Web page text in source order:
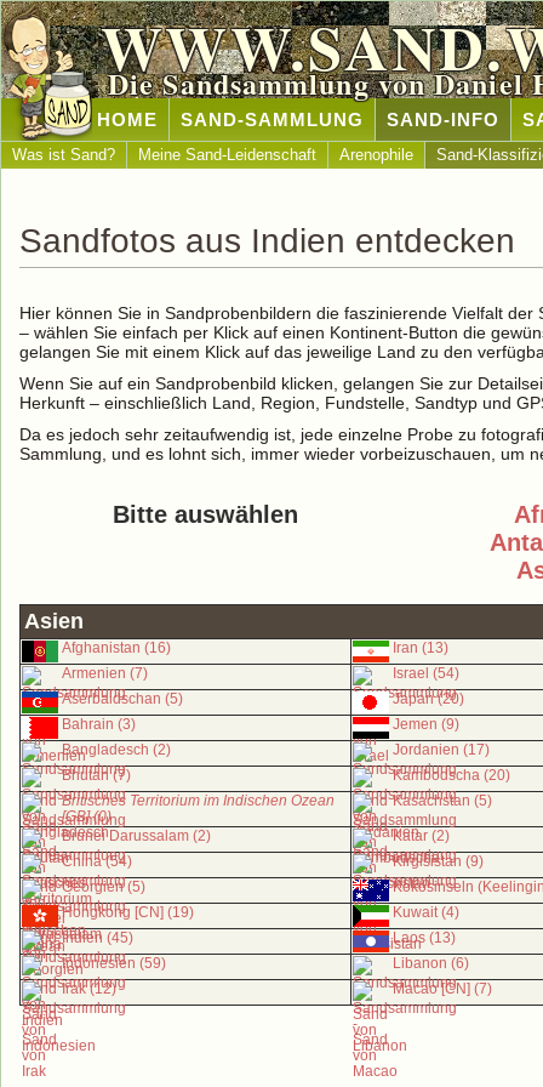
Die Sandsammlung von Daniel
HOME SAND-SAMMLUNG SAND-INFO
Was ist Sand? Meine Sand-Leidenschaft Arenophile Sand-
Sandfotos aus Indien entdecken
Hier können Sie in Sandprobenbildern die faszinierende Vielfalt
– wählen Sie einfach per Klick auf einen Kontinent-Button die
gelangen Sie mit einem Klick auf das jeweilige Land zu den
Wenn Sie auf ein Sandprobenbild klicken, gelangen Sie zur
Herkunft – einschließlich Land, Region, Fundstelle, Sandtyp und
Da es jedoch sehr zeitaufwendig ist, jede einzelne Probe zu
Sammlung, und es lohnt sich, immer wieder vorbeizuschauen, um
Bitte auswählen
Asien
Afghanistan (16)
Iran (13)
Armenien (7)
Israel (54)
Aserbaidschan (5)
Japan (20)
Bahrain (3)
Jemen (9)
Bangladesch (2)
Jordanien (17)
Bhutan (7)
Kambodscha (20)
Britisches Territorium im Indischen Ozean
[GB] (0)
Kasachstan (5)
Brunei Darussalam (2)
Katar (2)
China (54)
Kirgisistan (9)
Georgien (5)
Kokosinseln
Hongkong [CN] (19)
Kuwait (4)
Indien (45)
Laos (13)
Indonesien (59)
Libanon (6)
Irak (12)
Macao [CN] (7)